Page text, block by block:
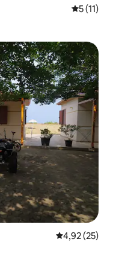
5 (11)
Gemiddelde
4,92 (25)